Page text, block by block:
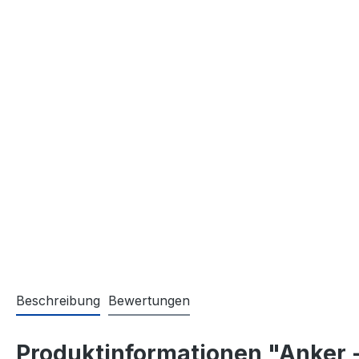
Beschreibung Bewertungen
Produktinformationen "Anker